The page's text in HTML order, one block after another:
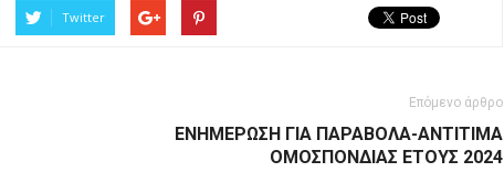
Twitter
Επόμενο άρθρο
ΕΝΗΜΕΡΩΣΗ ΓΙΑ ΠΑΡΑΒΟΛΑ-ANTITIMA
ΟΜΟΣΠΟΝΔΙΑΣ ΕΤΟΥΣ 2024